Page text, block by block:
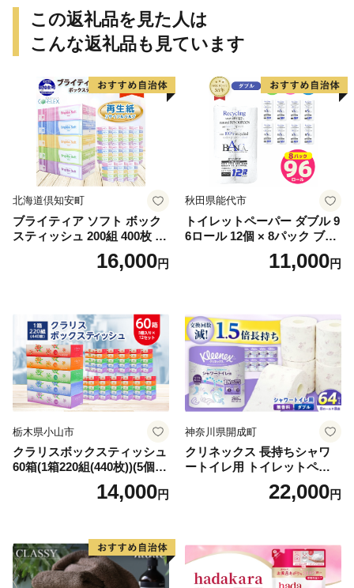
この返礼品を見た人は
こんな返礼品も見ています
北海道倶知安町
ブライティア ソフト ボック
スティッシュ 200組 400枚 60
箱 日本製 まとめ買い ティッ
シュ リサイクル 長持 防災 常
倶知安町 日用品
16,000円
秋田県能代市
トイレットペーパー ダブル 9
6ロール 12個 × 8パック ブラ
ンカ 再生紙 100％ 芯あり 日
用品 消耗品 無香料 生活用品
11,000円
栃木県小山市
クラリスボックスティッシュ
60箱(1箱220組(440枚))(5個入
り×12セット)【1256759】
14,000円
神奈川県開成町
クリネックス 長持ちシャワ
ートイレ用 トイレットペー
パー（ダブル）64ロール(8ロ
ール×8パック) 開成町 トイレ
蓄 防災 エコ 消耗品 生活雑貨
生活用品 無香料 トイレット
ペーパー ダブル といれっと
22,000円